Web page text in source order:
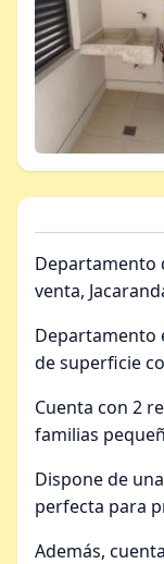
Departamento
venta,
Departamento
de superficie
Cuenta con 2
familias
Dispone de
perfecta para
Además,